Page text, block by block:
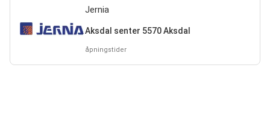
Jernia
Aksdal senter 5570 Aksdal
åpningstider